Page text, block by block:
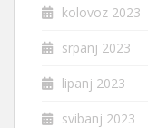
kolovoz 2023
srpanj 2023
lipanj 2023
svibanj 2023